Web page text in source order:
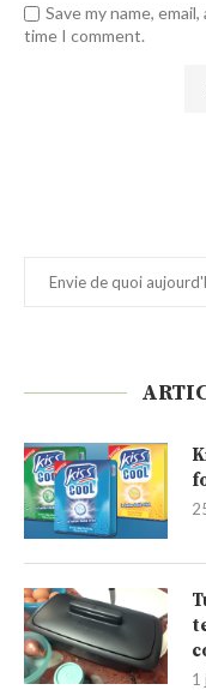
Save my name,
time I comment.
1